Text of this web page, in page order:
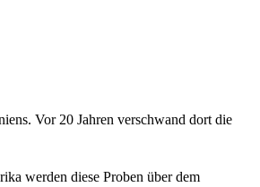
Vor 20 Jahren verschwand dort die
werden diese Proben über dem